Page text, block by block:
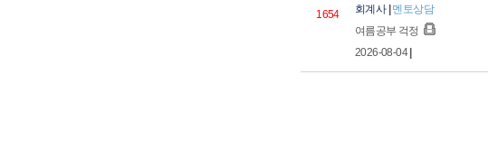
1654 회계사 멘토상담
여름공부 걱정
2026-08-04